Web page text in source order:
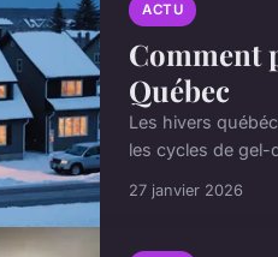
ACTU
Comment
Québec
Les hivers
les cycles de
27 janvier 2026